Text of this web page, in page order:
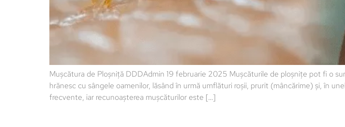
Mușcătura de Ploșniță DDDAdmin 19 februarie 2025 Mușcăturile de ploșnițe pot fi o
hrănesc cu sângele oamenilor, lăsând în urmă umflături roșii, prurit (mâncărime) și, în
frecvente, iar recunoașterea mușcăturilor este […]